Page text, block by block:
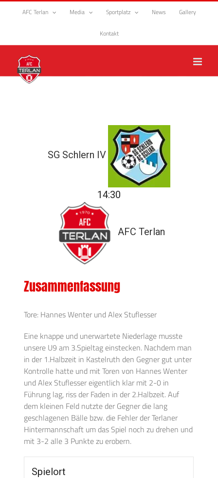
Zum
AFC Terlan Media Sportplatz News Gallery
Kontakt
SG Schlern IV
14:30
AFC Terlan
Zusammenfassung
Tore: Hannes Wenter und Alex Stuflesser
Eine knappe und unerwartete Niederlage musste
unsere U9 am 3.Spieltag einstecken. Nachdem man
in der 1.Halbzeit in Kastelruth den Gegner gut unter
Kontrolle hatte und mit Toren von Hannes Wenter
und Alex Stuflesser eigentlich klar mit 2-0 in
Führung lag, riss der Faden in der 2.Halbzeit. Auf
dem kleinen Feld nutzte der Gegner die lang
geschlagenen Bälle bzw. die Fehler der Terlaner
Hintermannschaft um das Spiel noch zu drehen und
mit 3-2 alle 3 Punkte zu erobern.
Spielort